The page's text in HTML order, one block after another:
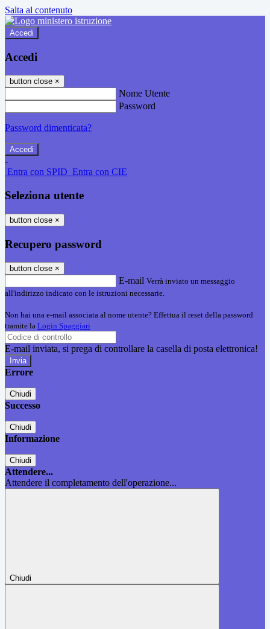
Salta al contenuto
Accedi
Accedi
button close ×
Nome Utente
Password
Password dimenticata?
-
Entra con SPID Entra con CIE
Seleziona utente
button close ×
Recupero password
button close ×
E-mail Verrà inviato un messaggio
all'indirizzo indicato con le istruzioni necessarie.
Non hai una e-mail associata al nome utente? Effettua il reset della password
tramite la Login Spaggiari
E-mail inviata, si prega di controllare la casella di posta elettronica!
Errore
Chiudi
Successo
Chiudi
Informazione
Chiudi
Attendere...
Attendere il completamento dell'operazione...
Chiudi